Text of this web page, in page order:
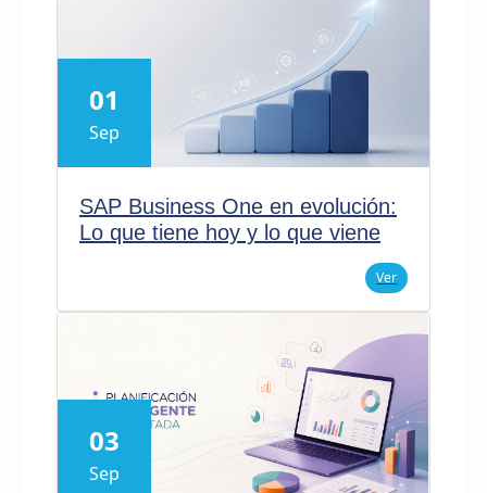
01
Sep
SAP Business One en evolución:
Lo que tiene hoy y lo que viene
Ver
03
Sep